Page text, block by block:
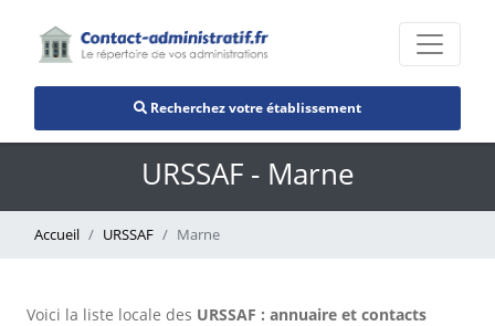
Recherchez votre établissement
URSSAF - Marne
Accueil URSSAF Marne
Voici la liste locale des URSSAF : annuaire et contacts